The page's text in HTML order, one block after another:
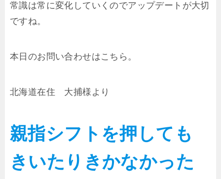
常識は常に変化していくのでアップデートが大切
ですね。
本日のお問い合わせはこちら。
北海道在住 大捕様より
親指シフトを押しても
きいたりきかなかった